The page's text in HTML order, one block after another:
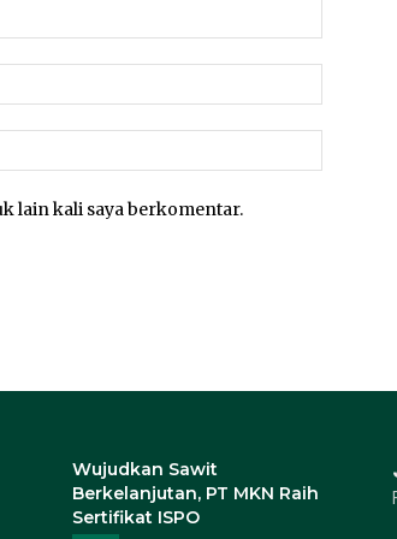
lain kali saya berkomentar.
Wujudkan Sawit
Berkelanjutan, PT MKN Raih
Sertifikat ISPO